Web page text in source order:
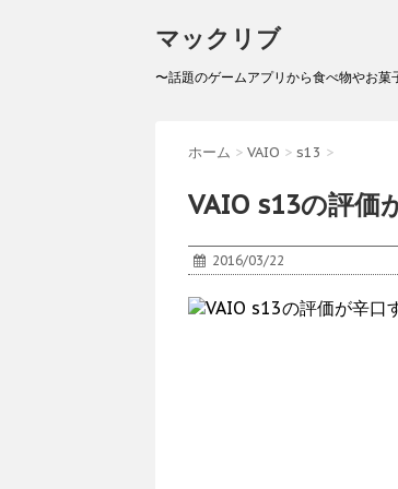
マックリブ
〜話題のゲームアプリから食べ物やお菓
ホーム > VAIO > s13 >
VAIO s13の評価
2016/03/22